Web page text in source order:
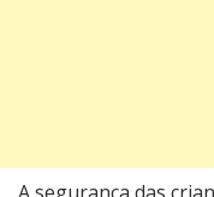
A segurança das